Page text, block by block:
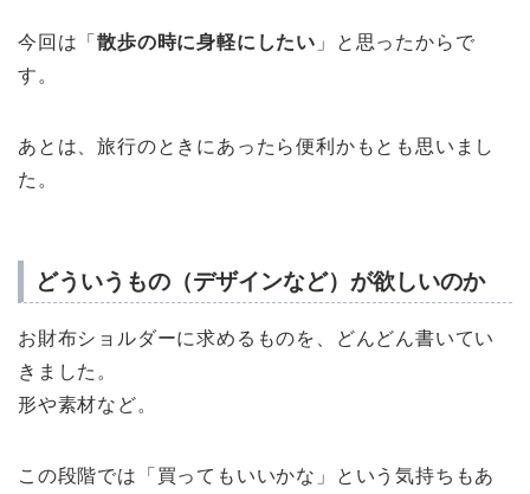
今回は「散歩の時に身軽にしたい 」と思ったからで
す。
あとは、旅行のときにあったら便利かもとも思いまし
た。
どういうもの（デザインなど）が欲しいのか
お財布ショルダーに求めるものを、どんどん書いてい
きました。
形や素材など。
この段階では「買ってもいいかな」という気持ちもあ